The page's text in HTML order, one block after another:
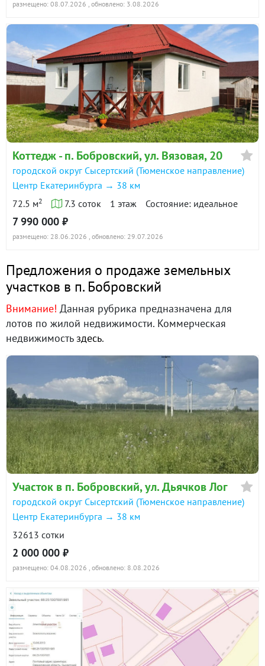
размещено: 08.07.2026 , обновлено: 3.08.2026
Коттедж - п. Бобровский, ул. Вязовая, 20
городской округ Сысертский (Тюменское направление)
Центр Екатеринбурга → 38 км
72.5 м2 7.3 соток 1 этаж Состояние: идеальное
7 990 000 ₽
размещено: 28.06.2026 , обновлено: 29.07.2026
Предложения о продаже земельных
участков в п. Бобровский
Внимание! Данная рубрика предназначена для
лотов по жилой недвижимости. Коммерческая
недвижимостьздесь.
Участок в п. Бобровский, ул. Дьячков Лог
городской округ Сысертский (Тюменское направление)
Центр Екатеринбурга → 38 км
32613 сотки
2 000 000 ₽
размещено: 04.08.2026 , обновлено: 8.08.2026